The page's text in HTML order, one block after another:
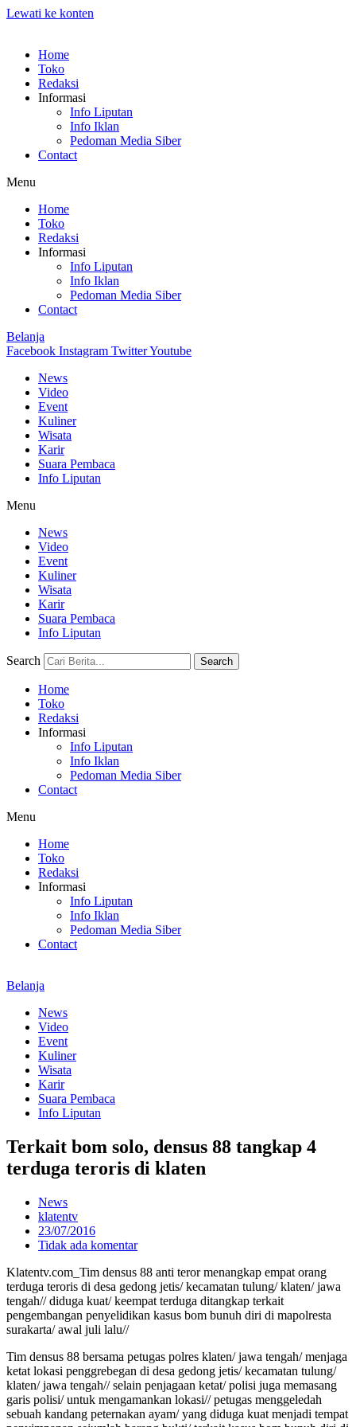
Lewati ke konten
Home
Toko
Redaksi
Informasi
Info Liputan
Info Iklan
Pedoman Media Siber
Contact
Menu
Home
Toko
Redaksi
Informasi
Info Liputan
Info Iklan
Pedoman Media Siber
Contact
Belanja
Facebook Instagram TwitterYoutube
News
Video
Event
Kuliner
Wisata
Karir
Suara Pembaca
Info Liputan
Menu
News
Video
Event
Kuliner
Wisata
Karir
Suara Pembaca
Info Liputan
Search Search
Home
Toko
Redaksi
Informasi
Info Liputan
Info Iklan
Pedoman Media Siber
Contact
Menu
Home
Toko
Redaksi
Informasi
Info Liputan
Info Iklan
Pedoman Media Siber
Contact
Belanja
News
Video
Event
Kuliner
Wisata
Karir
Suara Pembaca
Info Liputan
Terkait bom solo, densus 88 tangkap 4
terduga teroris di klaten
News
klatentv
23/07/2016
Tidak ada komentar
Klatentv.com_Tim densus 88 anti teror menangkap empat orang
terduga teroris di desa gedong jetis/ kecamatan tulung/ klaten/ jawa
tengah// diduga kuat/ keempat terduga ditangkap terkait
pengembangan penyelidikan kasus bom bunuh diri di mapolresta
surakarta/ awal juli lalu//
Tim densus 88 bersama petugas polres klaten/ jawa tengah/ menjaga
ketat lokasi penggrebegan di desa gedong jetis/ kecamatan tulung/
klaten/ jawa tengah// selain penjagaan ketat/ polisi juga memasang
garis polisi/ untuk mengamankan lokasi// petugas menggeledah
sebuah kandang peternakan ayam/ yang diduga kuat menjadi tempat